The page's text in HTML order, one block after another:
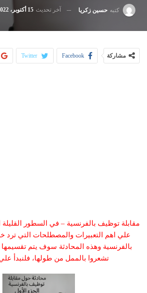
كتبه حسين زكريا آخر تحديث 15 أكتوبر، 2022
مشاركة Facebook
Twitter
مقابلة توظيف بالفرنسية – في السطور
علي اهم التعبيرات والمصطلحات التي ترد
بالفرنسية وهذه المحادثة سوف يتم
تشعروا بالممل من طولها، فلنبدأ علي